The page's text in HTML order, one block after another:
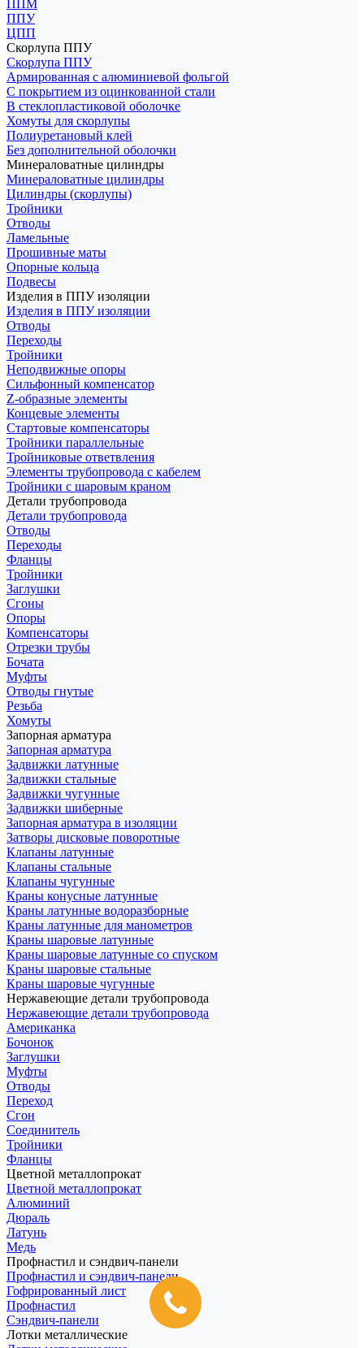
ППМ
ППУ
ЦПП
Скорлупа ППУ
Скорлупа ППУ
Армированная с алюминиевой фольгой
С покрытием из оцинкованной стали
В стеклопластиковой оболочке
Хомуты для скорлупы
Полиуретановый клей
Без дополнительной оболочки
Минераловатные цилиндры
Минераловатные цилиндры
Цилиндры (скорлупы)
Тройники
Отводы
Ламельные
Прошивные маты
Опорные кольца
Подвесы
Изделия в ППУ изоляции
Изделия в ППУ изоляции
Отводы
Переходы
Тройники
Неподвижные опоры
Cильфонный компенсатор
Z-образные элементы
Концевые элементы
Стартовые компенсаторы
Тройники параллельные
Тройниковые ответвления
Элементы трубопровода с кабелем
Тройники с шаровым краном
Детали трубопровода
Детали трубопровода
Отводы
Переходы
Фланцы
Тройники
Заглушки
Сгоны
Опоры
Компенсаторы
Отрезки трубы
Бочата
Муфты
Отводы гнутые
Резьба
Хомуты
Запорная арматура
Запорная арматура
Задвижки латунные
Задвижки стальные
Задвижки чугунные
Задвижки шиберные
Запорная арматура в изоляции
Затворы дисковые поворотные
Клапаны латунные
Клапаны стальные
Клапаны чугунные
Краны конусные латунные
Краны латунные водоразборные
Краны латунные для манометров
Краны шаровые латунные
Краны шаровые латунные со спуском
Краны шаровые стальные
Краны шаровые чугунные
Нержавеющие детали трубопровода
Нержавеющие детали трубопровода
Американка
Бочонок
Заглушки
Муфты
Отводы
Переход
Сгон
Соединитель
Тройники
Фланцы
Цветной металлопрокат
Цветной металлопрокат
Алюминий
Дюраль
Латунь
Медь
Профнастил и сэндвич-панели
Профнастил и сэндвич-панели
Гофрированный лист
Профнастил
Сэндвич-панели
Лотки металлические